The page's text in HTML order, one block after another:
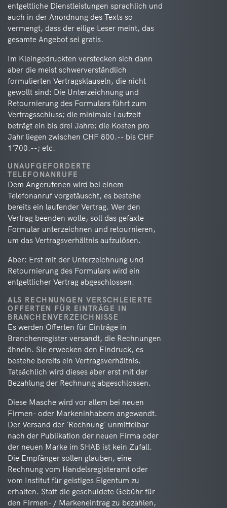
entgeltliche Dienstleistungen sprachlich und
auch in der Anordnung des Texts so
vermengt, dass der eilige Leser meint, das
gesamte Angebot sei gratis.
Im Kleingedruckten verstecken sich dann
aber die meist schwerverständlich
formulierten Vertragsklauseln, die nicht
gewollt sind: Die Unterzeichnung und
Retournierung des Formulars führt zum
Vertragsschluss; die minimale Laufzeit
beträgt ein bis drei Jahre; die Kosten pro
Jahr liegen zwischen CHF 800.-- bis CHF
1'700.--; etc.
UNAUFGEFORDERTE
TELEFONANRUFE
Dem Angerufenen wird bei einem
Telefonanruf vorgetäuscht, es bestehe
bereits ein laufender Vertrag. Wer den
Vertrag beenden wolle, soll das gefaxte
Formular unterzeichnen und retournieren,
um das Vertragsverhältnis aufzulösen.
Aber: Erst mit der Unterzeichnung und
Retournierung des Formulars wird ein
entgeltlicher Vertrag abgeschlossen!
ALS RECHNUNGEN VERSCHLEIERTE
OFFERTEN FÜR EINTRÄGE IN
BRANCHENVERZEICHNISSE
Es werden Offerten für Einträge in
Branchenregister versandt, die Rechnungen
ähneln. Sie erwecken den Eindruck, es
bestehe bereits ein Vertragsverhältnis.
Tatsächlich wird dieses aber erst mit der
Bezahlung der Rechnung abgeschlossen.
Diese Masche wird vor allem bei neuen
Firmen- oder Markeninhabern angewandt.
Der Versand der 'Rechnung' unmittelbar
nach der Publikation der neuen Firma oder
der neuen Marke im SHAB ist kein Zufall.
Die Empfänger sollen glauben, eine
Rechnung vom Handelsregisteramt oder
vom Institut für geistiges Eigentum zu
erhalten. Statt die geschuldete Gebühr für
den Firmen- / Markeneintrag zu bezahlen,